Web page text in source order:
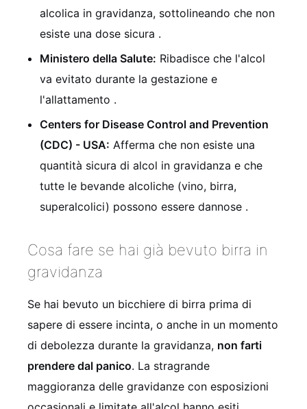
alcolica in gravidanza, sottolineando che non
esiste una dose sicura .
Ministero della Salute: Ribadisce che l'alcol
va evitato durante la gestazione e
l'allattamento .
Centers for Disease Control and Prevention
(CDC) - USA: Afferma che non esiste una
quantità sicura di alcol in gravidanza e che
tutte le bevande alcoliche (vino, birra,
superalcolici) possono essere dannose .
Cosa fare se hai già bevuto birra in
gravidanza
Se hai bevuto un bicchiere di birra prima di
sapere di essere incinta, o anche in un momento
di debolezza durante la gravidanza, non farti
prendere dal panico. La stragrande
maggioranza delle gravidanze con esposizioni